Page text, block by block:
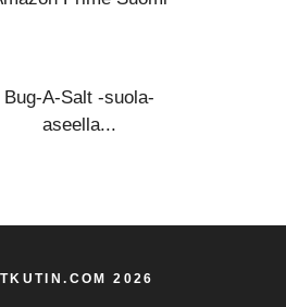
Bug-A-Salt -suola-
aseella...
2026